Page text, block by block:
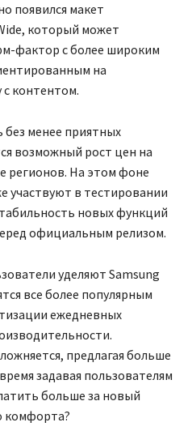
появился макет
который может
фактор с более широким
на
с контентом.
менее приятных
возможный рост цен на
регионов. На этом фоне
участвуют в тестировании
новых функций
официальным релизом.
уделяют Samsung
все более популярным
ежедневных
предлагая больше
задавая пользователям
больше за новый
комфорта?